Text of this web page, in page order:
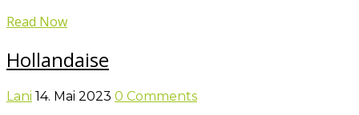
Read Now
Hollandaise
Lani 14. Mai 2023 0 Comments